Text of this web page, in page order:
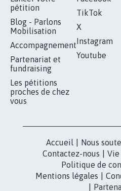
pétition
Blog - Parlons
Mobilisation
Accompagnement
Partenariat et
fundraising
Les pétitions
proches de chez
vous
TikTok
X
Instagram
Youtube
Accueil Nous
Contactez-nous
Vie
Politique de
Mentions légales